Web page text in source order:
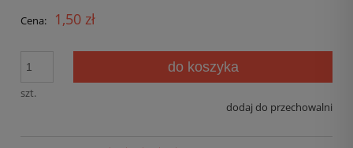
Cena: 1,50 zł
szt.
do koszyka
dodaj do przechowalni